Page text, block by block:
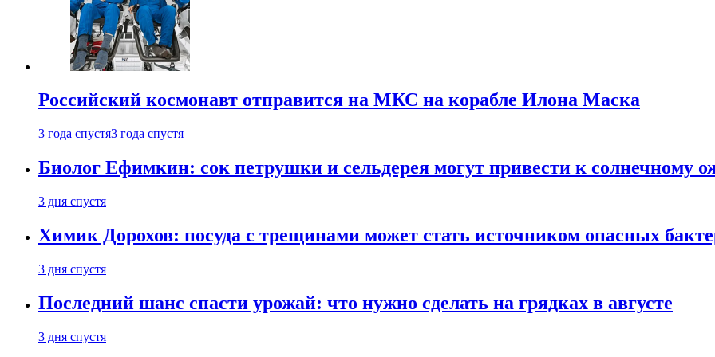
Российский космонавт отправится на МКС на корабле Илона Маска
3 года спустя3 года спустя
Биолог Ефимкин: сок петрушки и сельдерея могут привести к солнечному
3 дня спустя
Химик Дорохов: посуда с трещинами может стать источником опасных
3 дня спустя
Последний шанс спасти урожай: что нужно сделать на грядках в августе
3 дня спустя